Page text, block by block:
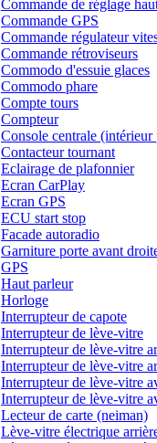
Commande de réglage
Commande GPS
Commande régulateur
Commande rétroviseurs
Commodo d'essuie glaces
Commodo phare
Compte tours
Compteur
Console centrale (intérieur
Contacteur tournant
Eclairage de plafonnier
Ecran CarPlay
Ecran GPS
ECU start stop
Facade autoradio
Garniture porte avant
GPS
Haut parleur
Horloge
Interrupteur de capote
Interrupteur de lève-vitre
Interrupteur de lève-vitre
Interrupteur de lève-vitre
Interrupteur de lève-vitre
Interrupteur de lève-vitre
Lecteur de carte (neiman)
Lève-vitre électrique